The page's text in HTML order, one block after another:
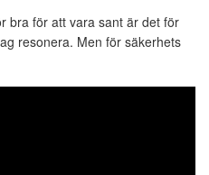
bra för att vara sant är det för
resonera. Men för säkerhets